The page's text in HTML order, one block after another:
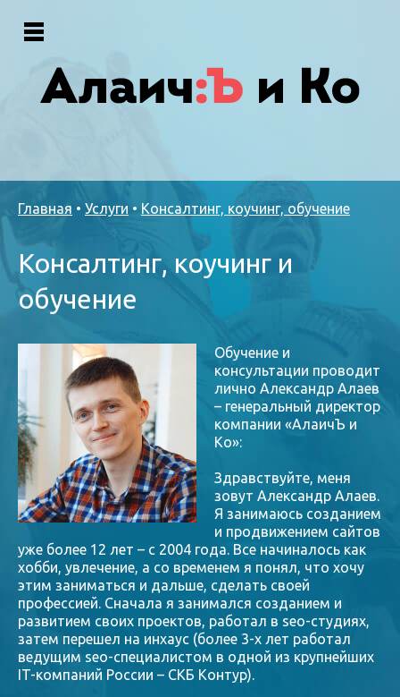
Главная • Услуги • Консалтинг, коучинг, обучение
Консалтинг, коучинг и
обучение
Обучение и
консультации проводит
лично Александр Алаев
– генеральный директор
компании «АлаичЪ и
Ко»:
Здравствуйте, меня
зовут Александр Алаев.
Я занимаюсь созданием
и продвижением сайтов
уже более 12 лет – с 2004 года. Все начиналось как
хобби, увлечение, а со временем я понял, что хочу
этим заниматься и дальше, сделать своей
профессией. Сначала я занимался созданием и
развитием своих проектов, работал в seo-студиях,
затем перешел на инхаус (более 3-х лет работал
ведущим seo-специалистом в одной из крупнейших
IT-компаний России – СКБ Контур).